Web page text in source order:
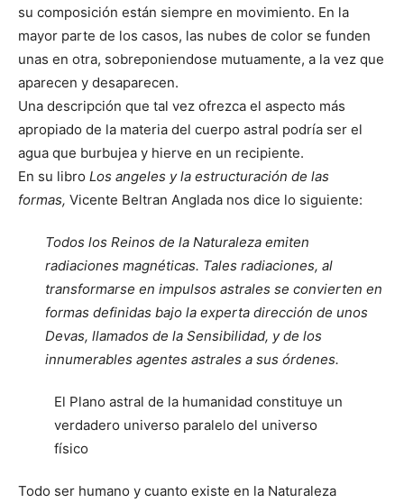
su composición están siempre en movimiento. En la
mayor parte de los casos, las nubes de color se funden
unas en otra, sobreponiendose mutuamente, a la vez que
aparecen y desaparecen.
Una descripción que tal vez ofrezca el aspecto más
apropiado de la materia del cuerpo astral podría ser el
agua que burbujea y hierve en un recipiente.
En su libro Los angeles y la estructuración de las
formas, Vicente Beltran Anglada nos dice lo siguiente:
Todos los Reinos de la Naturaleza emiten
radiaciones magnéticas. Tales radiaciones, al
transformarse en impulsos astrales se convierten en
formas definidas bajo la experta dirección de unos
Devas, llamados de la Sensibilidad, y de los
innumerables agentes astrales a sus órdenes.
El Plano astral de la humanidad constituye un
verdadero universo paralelo del universo
físico
Todo ser humano y cuanto existe en la Naturaleza